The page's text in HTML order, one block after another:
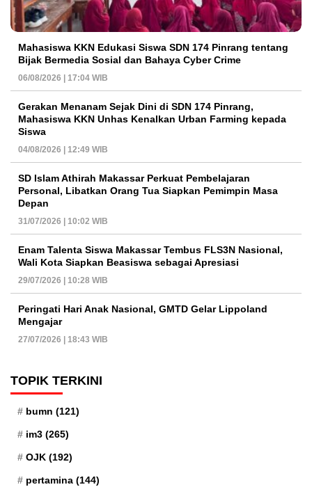
Mahasiswa KKN Edukasi Siswa SDN 174 Pinrang tentang
Bijak Bermedia Sosial dan Bahaya Cyber Crime
06/08/2026 | 17:04 WIB
Gerakan Menanam Sejak Dini di SDN 174 Pinrang,
Mahasiswa KKN Unhas Kenalkan Urban Farming kepada
Siswa
04/08/2026 | 12:49 WIB
SD Islam Athirah Makassar Perkuat Pembelajaran
Personal, Libatkan Orang Tua Siapkan Pemimpin Masa
Depan
31/07/2026 | 10:02 WIB
Enam Talenta Siswa Makassar Tembus FLS3N Nasional,
Wali Kota Siapkan Beasiswa sebagai Apresiasi
29/07/2026 | 10:28 WIB
Peringati Hari Anak Nasional, GMTD Gelar Lippoland
Mengajar
27/07/2026 | 18:43 WIB
TOPIK TERKINI
bumn (121)
im3 (265)
OJK (192)
pertamina (144)